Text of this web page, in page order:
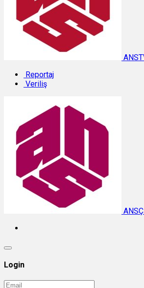
Reportaj
Veriliş
Login